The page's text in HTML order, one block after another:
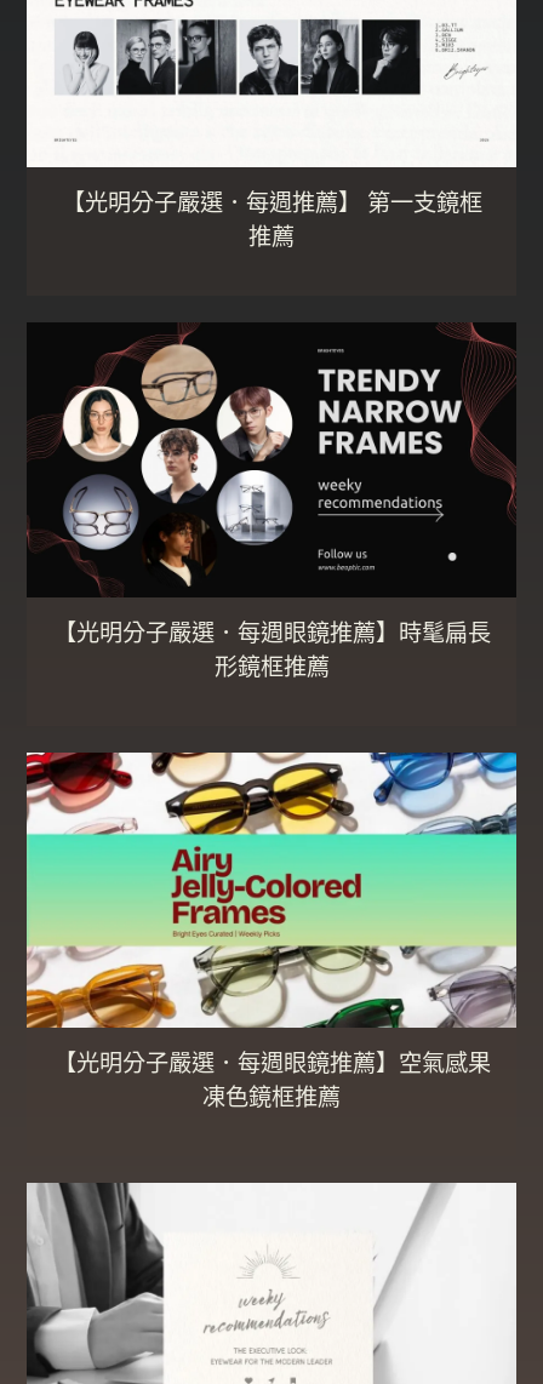
【光明分子嚴選．每週推薦】 第一支鏡框
推薦
【光明分子嚴選．每週眼鏡推薦】時髦扁長
形鏡框推薦
【光明分子嚴選．每週眼鏡推薦】空氣感果
凍色鏡框推薦